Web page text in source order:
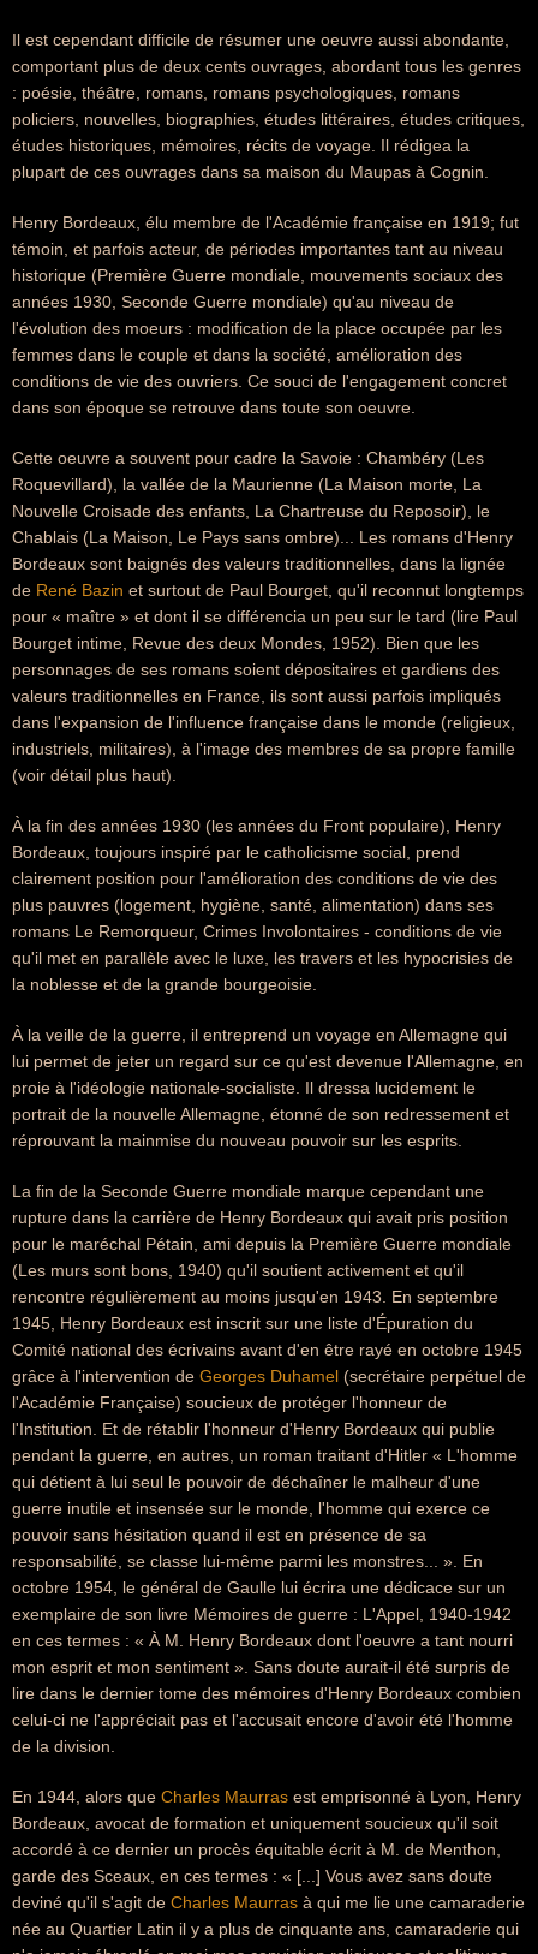
Il est cependant difficile de résumer une oeuvre aussi abondante,
comportant plus de deux cents ouvrages, abordant tous les genres
: poésie, théâtre, romans, romans psychologiques, romans
policiers, nouvelles, biographies, études littéraires, études critiques,
études historiques, mémoires, récits de voyage. Il rédigea la
plupart de ces ouvrages dans sa maison du Maupas à Cognin.
Henry Bordeaux, élu membre de l'Académie française en 1919; fut
témoin, et parfois acteur, de périodes importantes tant au niveau
historique (Première Guerre mondiale, mouvements sociaux des
années 1930, Seconde Guerre mondiale) qu'au niveau de
l'évolution des moeurs : modification de la place occupée par les
femmes dans le couple et dans la société, amélioration des
conditions de vie des ouvriers. Ce souci de l'engagement concret
dans son époque se retrouve dans toute son oeuvre.
Cette oeuvre a souvent pour cadre la Savoie : Chambéry (Les
Roquevillard), la vallée de la Maurienne (La Maison morte, La
Nouvelle Croisade des enfants, La Chartreuse du Reposoir), le
Chablais (La Maison, Le Pays sans ombre)... Les romans d'Henry
Bordeaux sont baignés des valeurs traditionnelles, dans la lignée
de René Bazin et surtout de Paul Bourget, qu'il reconnut longtemps
pour « maître » et dont il se différencia un peu sur le tard (lire Paul
Bourget intime, Revue des deux Mondes, 1952). Bien que les
personnages de ses romans soient dépositaires et gardiens des
valeurs traditionnelles en France, ils sont aussi parfois impliqués
dans l'expansion de l'influence française dans le monde (religieux,
industriels, militaires), à l'image des membres de sa propre famille
(voir détail plus haut).
À la fin des années 1930 (les années du Front populaire), Henry
Bordeaux, toujours inspiré par le catholicisme social, prend
clairement position pour l'amélioration des conditions de vie des
plus pauvres (logement, hygiène, santé, alimentation) dans ses
romans Le Remorqueur, Crimes Involontaires - conditions de vie
qu'il met en parallèle avec le luxe, les travers et les hypocrisies de
la noblesse et de la grande bourgeoisie.
À la veille de la guerre, il entreprend un voyage en Allemagne qui
lui permet de jeter un regard sur ce qu'est devenue l'Allemagne, en
proie à l'idéologie nationale-socialiste. Il dressa lucidement le
portrait de la nouvelle Allemagne, étonné de son redressement et
réprouvant la mainmise du nouveau pouvoir sur les esprits.
La fin de la Seconde Guerre mondiale marque cependant une
rupture dans la carrière de Henry Bordeaux qui avait pris position
pour le maréchal Pétain, ami depuis la Première Guerre mondiale
(Les murs sont bons, 1940) qu'il soutient activement et qu'il
rencontre régulièrement au moins jusqu'en 1943. En septembre
1945, Henry Bordeaux est inscrit sur une liste d'Épuration du
Comité national des écrivains avant d'en être rayé en octobre 1945
grâce à l'intervention de Georges Duhamel (secrétaire perpétuel de
l'Académie Française) soucieux de protéger l'honneur de
l'Institution. Et de rétablir l'honneur d'Henry Bordeaux qui publie
pendant la guerre, en autres, un roman traitant d'Hitler « L'homme
qui détient à lui seul le pouvoir de déchaîner le malheur d'une
guerre inutile et insensée sur le monde, l'homme qui exerce ce
pouvoir sans hésitation quand il est en présence de sa
responsabilité, se classe lui-même parmi les monstres... ». En
octobre 1954, le général de Gaulle lui écrira une dédicace sur un
exemplaire de son livre Mémoires de guerre : L'Appel, 1940-1942
en ces termes : « À M. Henry Bordeaux dont l'oeuvre a tant nourri
mon esprit et mon sentiment ». Sans doute aurait-il été surpris de
lire dans le dernier tome des mémoires d'Henry Bordeaux combien
celui-ci ne l'appréciait pas et l'accusait encore d'avoir été l'homme
de la division.
En 1944, alors que Charles Maurras est emprisonné à Lyon, Henry
Bordeaux, avocat de formation et uniquement soucieux qu'il soit
accordé à ce dernier un procès équitable écrit à M. de Menthon,
garde des Sceaux, en ces termes : « [...] Vous avez sans doute
deviné qu'il s'agit de Charles Maurras à qui me lie une camaraderie
née au Quartier Latin il y a plus de cinquante ans, camaraderie qui